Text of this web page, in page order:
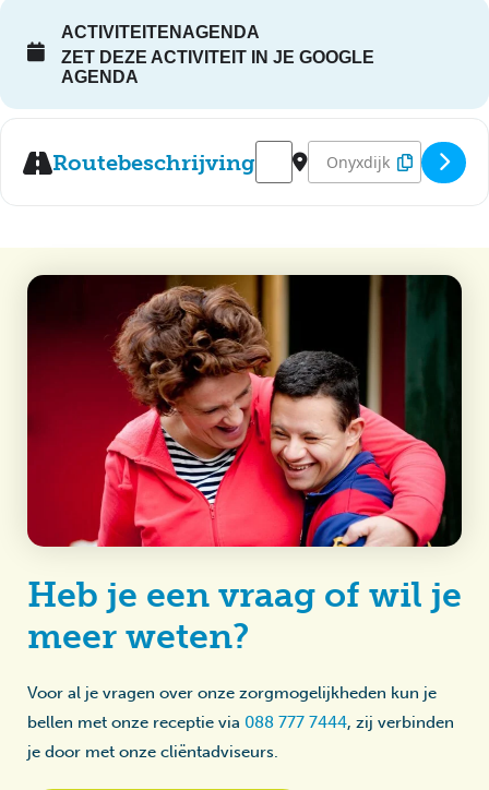
ACTIVITEITENAGENDA
ZET DEZE ACTIVITEIT IN JE GOOGLE
AGENDA
Routebeschrijving
Address - Lampionnenoptocht
Destination Address -
Heb je een vraag of wil je
meer weten?
Voor al je vragen over onze zorgmogelijkheden kun je
bellen met onze receptie via 088 777 7444, zij verbinden
je door met onze cliëntadviseurs.